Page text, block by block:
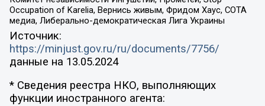
Occupation of Karelia, Вернись живым, Фридом Хаус, СОТА
медиа, Либерально-демократическая Лига Украины
Источник:
https://minjust.gov.ru/ru/documents/7756/
данные на 13.05.2024
* Сведения реестра НКО, выполняющих
функции иностранного агента: